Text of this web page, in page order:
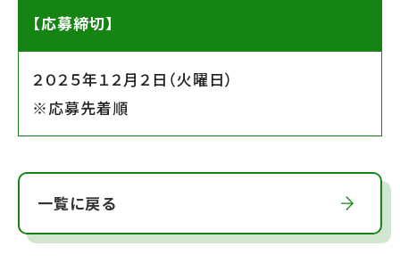
【応募締切】
２０２５年１２月２日（火曜日）
※応募先着順
一覧に戻る